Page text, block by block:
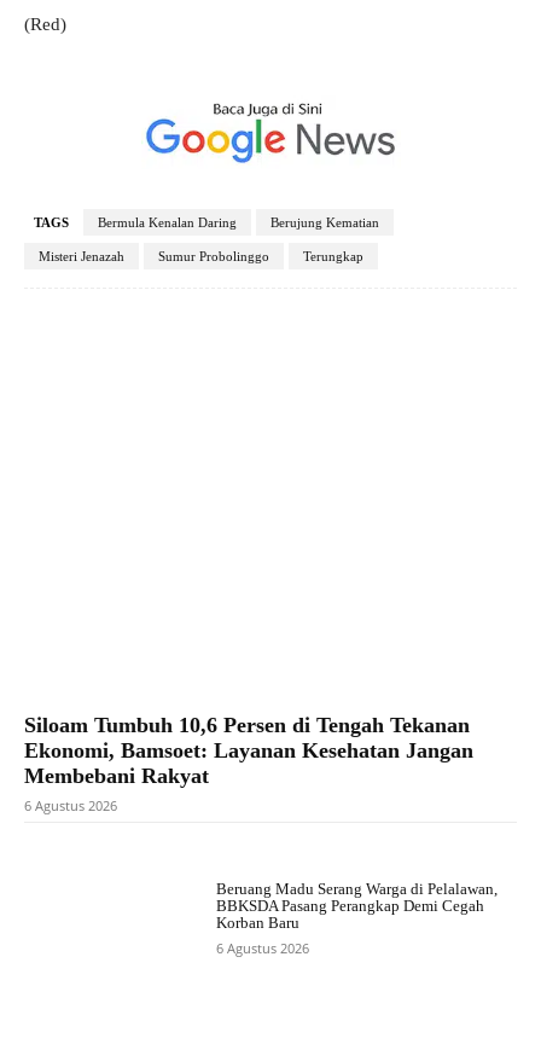
(Red)
TAGS Bermula Kenalan Daring Berujung Kematian
Misteri Jenazah Sumur Probolinggo Terungkap
Siloam Tumbuh 10,6 Persen di Tengah Tekanan
Ekonomi, Bamsoet: Layanan Kesehatan Jangan
Membebani Rakyat
6 Agustus 2026
Beruang Madu Serang Warga di Pelalawan,
BBKSDA Pasang Perangkap Demi Cegah
Korban Baru
6 Agustus 2026